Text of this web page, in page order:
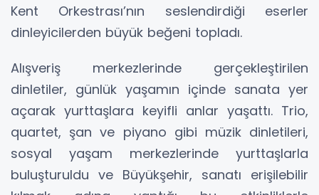
Kent Orkestrası’nın seslendirdiği eserler
dinleyicilerden büyük beğeni topladı.
Alışveriş merkezlerinde gerçekleştirilen
dinletiler, günlük yaşamın içinde sanata yer
açarak yurttaşlara keyifli anlar yaşattı. Trio,
quartet, şan ve piyano gibi müzik dinletileri,
sosyal yaşam merkezlerinde yurttaşlarla
buluşturuldu ve Büyükşehir, sanatı erişilebilir